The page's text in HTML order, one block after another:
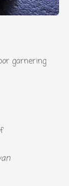
garnering